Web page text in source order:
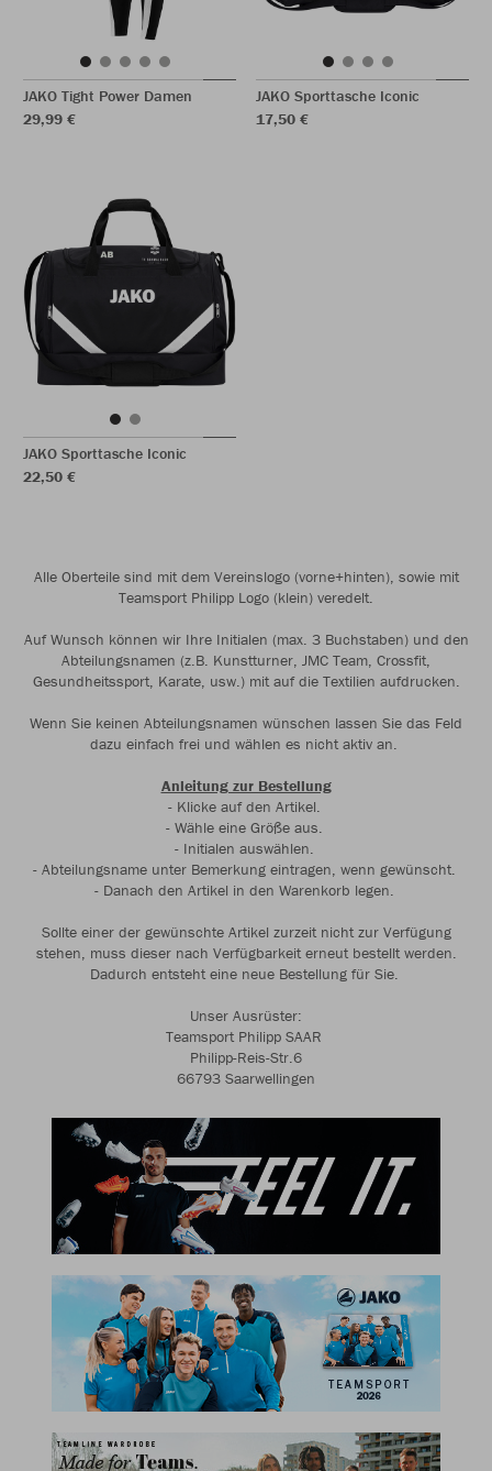
JAKO Tight Power Damen
29,99 €
JAKO Sporttasche Iconic
17,50 €
JAKO Sporttasche Iconic
22,50 €
Alle Oberteile sind mit dem Vereinslogo (vorne+hinten), sowie mit
Teamsport Philipp Logo (klein) veredelt.
Auf Wunsch können wir Ihre Initialen (max. 3 Buchstaben) und den
Abteilungsnamen (z.B. Kunstturner, JMC Team, Crossfit,
Gesundheitssport, Karate, usw.) mit auf die Textilien aufdrucken.
Wenn Sie keinen Abteilungsnamen wünschen lassen Sie das Feld
dazu einfach frei und wählen es nicht aktiv an.
Anleitung zur Bestellung
- Klicke auf den Artikel.
- Wähle eine Größe aus.
- Initialen auswählen.
- Abteilungsname unter Bemerkung eintragen, wenn gewünscht.
- Danach den Artikel in den Warenkorb legen.
Sollte einer der gewünschte Artikel zurzeit nicht zur Verfügung
stehen, muss dieser nach Verfügbarkeit erneut bestellt werden.
Dadurch entsteht eine neue Bestellung für Sie.
Unser Ausrüster:
Teamsport Philipp SAAR
Philipp-Reis-Str.6
66793 Saarwellingen